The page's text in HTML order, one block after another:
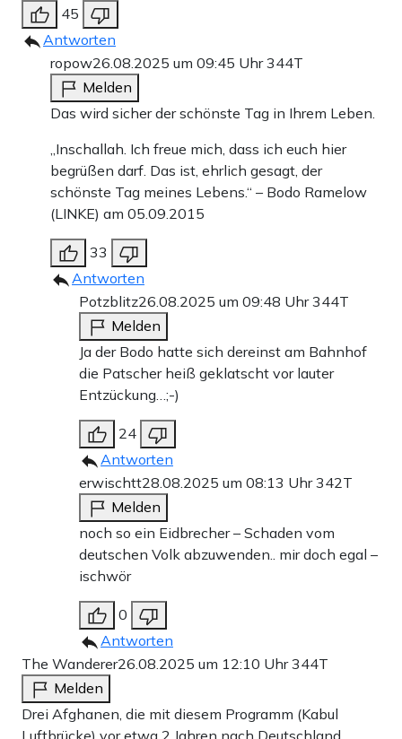
45
Antworten
ropow26.08.2025 um 09:45 Uhr344T
Melden
Das wird sicher der schönste Tag in Ihrem Leben.
„Inschallah. Ich freue mich, dass ich euch hier
begrüßen darf. Das ist, ehrlich gesagt, der
schönste Tag meines Lebens.“ – Bodo Ramelow
(LINKE) am 05.09.2015
33
Antworten
Potzblitz26.08.2025 um 09:48 Uhr344T
Melden
Ja der Bodo hatte sich dereinst am Bahnhof
die Patscher heiß geklatscht vor lauter
Entzückung…;-)
24
Antworten
erwischtt28.08.2025 um 08:13 Uhr342T
Melden
noch so ein Eidbrecher – Schaden vom
deutschen Volk abzuwenden.. mir doch egal –
ischwör
0
Antworten
The Wanderer26.08.2025 um 12:10 Uhr344T
Melden
Drei Afghanen, die mit diesem Programm (Kabul
Luftbrücke) vor etwa 2 Jahren nach Deutschland